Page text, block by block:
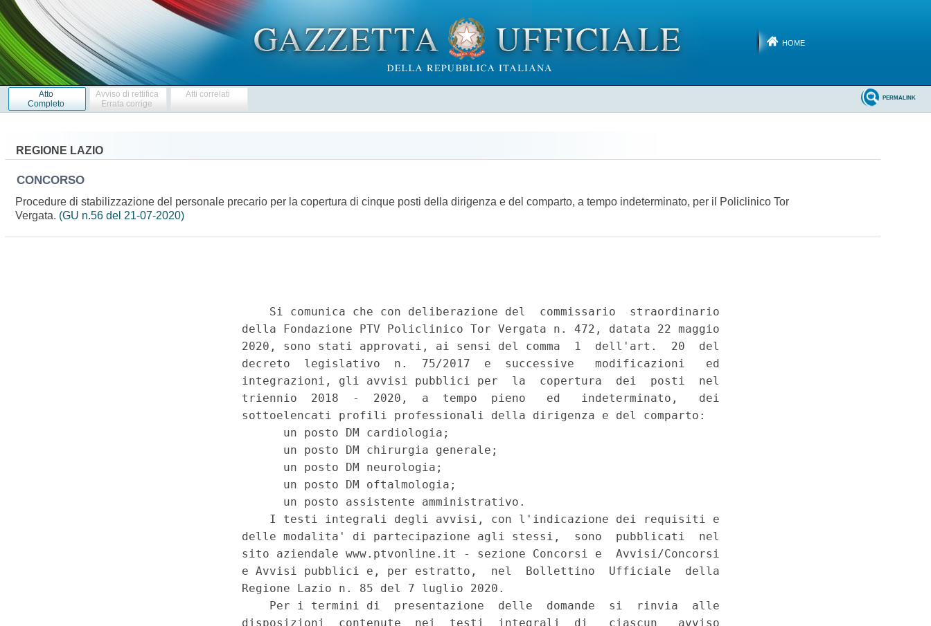
HOME
Atto
Completo
Avviso di rettifica
Errata corrige
Atti correlati PERMALINK
REGIONE LAZIO
CONCORSO
Procedure di stabilizzazione del personale precario per la copertura di cinque posti della dirigenza e del comparto, a tempo indeterminato, per il Policlinico Tor
Vergata. (GU n.56 del 21-07-2020)